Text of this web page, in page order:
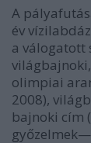
A
év
a válogatott
olimpiai
2008),
bajnoki cím